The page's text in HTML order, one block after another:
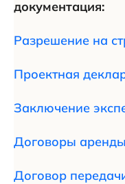
документация:
Разрешение на
Проектная
Заключение
Договоры аренды
Договор